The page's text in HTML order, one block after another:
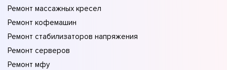
Ремонт массажных кресел
Ремонт кофемашин
Ремонт стабилизаторов напряжения
Ремонт серверов
Ремонт мфу